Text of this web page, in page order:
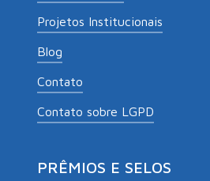
Projetos Institucionais
Blog
Contato
Contato sobre LGPD
PRÊMIOS E SELOS